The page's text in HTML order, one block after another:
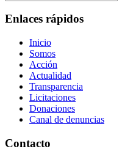
Enlaces rápidos
Inicio
Somos
Acción
Actualidad
Transparencia
Licitaciones
Donaciones
Canal de denuncias
Contacto